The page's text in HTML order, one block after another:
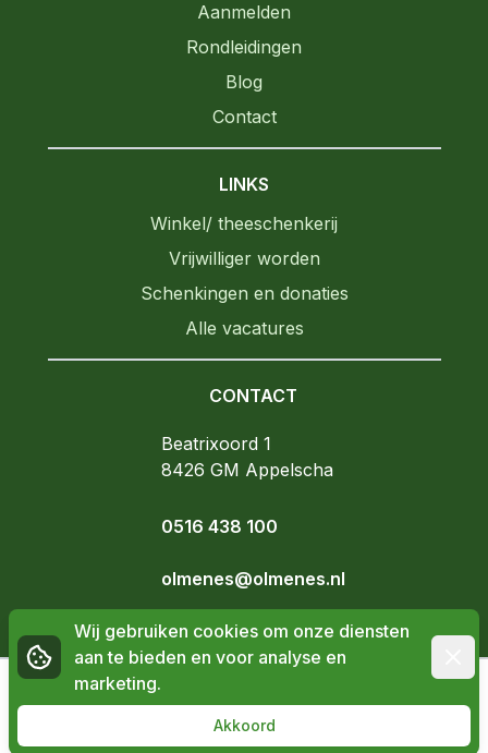
Aanmelden
Rondleidingen
Blog
Contact
LINKS
Winkel/ theeschenkerij
Vrijwilliger worden
Schenkingen en donaties
Alle vacatures
CONTACT
OlmenEs
Beatrixoord 1
8426 GM Appelscha
0516 438 100
olmenes@olmenes.nl
Disclaimer
©2026|OlmenEs - Powered byInvato
Wij gebruiken cookies om onze diensten
aan te bieden en voor analyse en
marketing.
Akkoord